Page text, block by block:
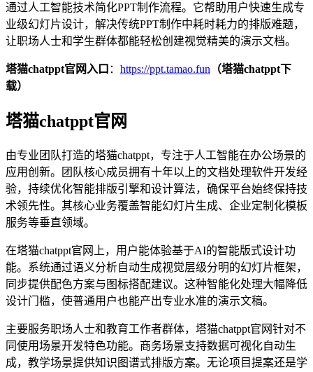
通过人工智能技术简化PPT制作流程。它帮助用户快速生成专
业级幻灯片设计，解决传统PPT制作中耗时耗力的排版难题，
让职场人士和学生群体都能轻松创建视觉精美的演示文档。
塔猫chatppt官网入口 ： https://ppt.tamao.fun （塔猫chatppt下
载）
塔猫chatppt官网
由专业团队打造的塔猫chatppt，专注于人工智能在办公场景的
应用创新。团队核心成员拥有十年以上的文档处理软件开发经
验，持续优化智能排版引擎和设计算法，确保平台始终保持技
术领先性。其核心业务覆盖智能幻灯片生成、企业定制化模板
服务等垂直领域。
在塔猫chatppt官网上，用户能体验基于AI的智能版式设计功
能。系统通过语义分析自动生成视觉层级分明的幻灯片框架，
同步提供配色方案与图标搭配建议。这种智能化处理大幅降低
设计门槛，使普通用户也能产出专业水准的演示文稿。
主要服务职场人士和教育工作者群体，塔猫chatppt官网针对不
同使用场景开发特色功能。商务场景支持数据可视化自动生
成，教学场景提供知识图谱式排版方案。无论项目提案还是学